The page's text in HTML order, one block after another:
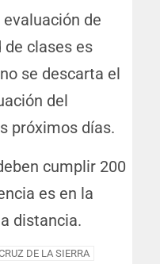
de
clases es
se descarta el
del
próximos días.
cumplir 200
es en la
distancia.
DE LA SIERRA